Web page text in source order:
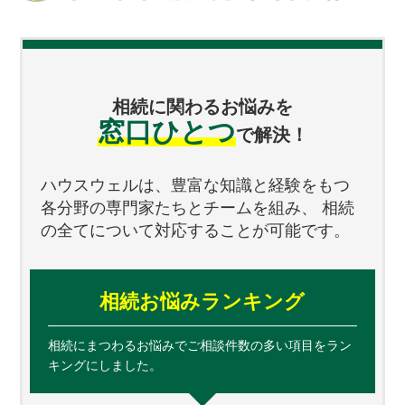
相続に関わるお悩みを
窓口ひとつで解決！
ハウスウェルは、豊富な知識と経験をもつ
各分野の専門家たちとチームを組み、
相続
の全てについて対応することが可能です。
相続お悩みランキング
相続にまつわるお悩みでご相談件数の多い項目をラン
キングにしました。